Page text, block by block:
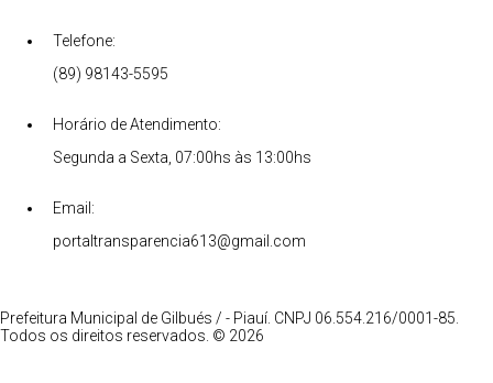
Telefone:
(89) 98143-5595
Horário de Atendimento:
Segunda a Sexta, 07:00hs às 13:00hs
Email:
portaltransparencia613@gmail.com
Prefeitura Municipal de Gilbués / - Piauí. CNPJ 06.554.216/0001-85.
Todos os direitos reservados. © 2026